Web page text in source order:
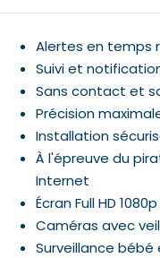
de
venteAlertes en temps
Suivi et
Sans contact et
Précision
Installation
À l'épreuve du
Internet
Écran Full HD
Caméras avec
Surveillance